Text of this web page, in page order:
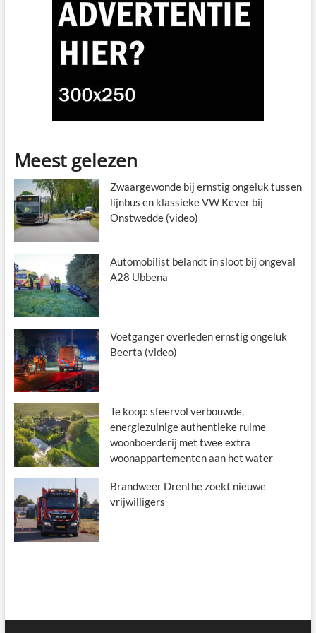
Meest gelezen
Zwaargewonde bij ernstig ongeluk tussen
lijnbus en klassieke VW Kever bij
Onstwedde (video)
Automobilist belandt in sloot bij ongeval
A28 Ubbena
Voetganger overleden ernstig ongeluk
Beerta (video)
Te koop: sfeervol verbouwde,
energiezuinige authentieke ruime
woonboerderij met twee extra
woonappartementen aan het water
Brandweer Drenthe zoekt nieuwe
vrijwilligers